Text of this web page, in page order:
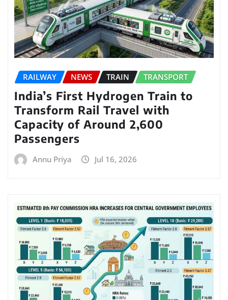
RAILWAY NEWS TRAIN TRANSPORT
India’s First Hydrogen Train to
Transform Rail Travel with
Capacity of Around 2,600
Passengers
Annu Priya Jul 16, 2026